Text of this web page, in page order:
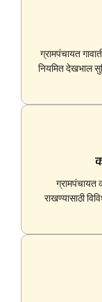
ग्रामपंचायत
नियमित देखभाल
ग्रामपंचायत
राखण्यासाठी